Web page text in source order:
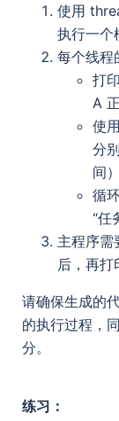
使用
执行一个
每个线程
打
A
使
分
间）
循
“任
主程序需
后，再打
请确保生成的
的执行过程，
分。
练习：